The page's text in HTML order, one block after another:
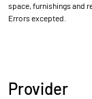
space, furnishings and
Errors excepted.
Provider